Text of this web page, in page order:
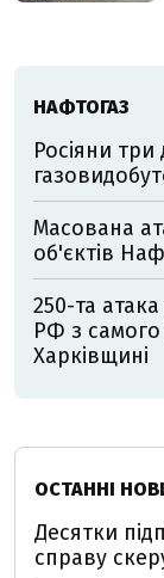
НАФТОГАЗ
Росіяни три
Масована
об'єктів
250-та
РФ з самого
Харківщині
ОСТАННІ
Десятки
справу